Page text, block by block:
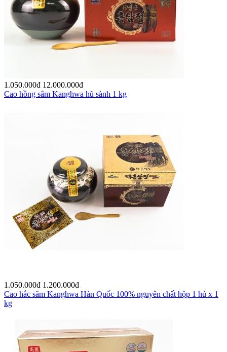
1.050.000đ 12.000.000đ
Cao hồng sâm Kanghwa hũ sành 1 kg
1.050.000đ 1.200.000đ
Cao hắc sâm Kanghwa Hàn Quốc 100% nguyên chất hộp 1 hủ x 1
kg